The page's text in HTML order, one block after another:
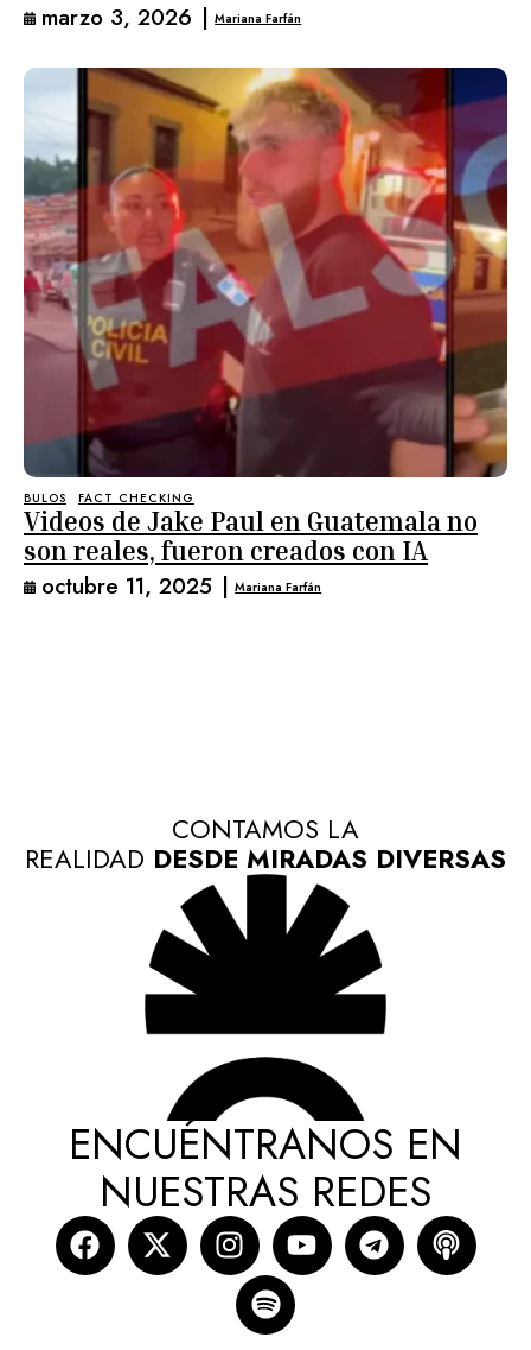
marzo 3, 2026 | Mariana Farfán
BULOS FACT CHECKING
Videos de Jake Paul en Guatemala no
son reales, fueron creados con IA
octubre 11, 2025 | Mariana Farfán
CONTAMOS LA
REALIDAD DESDE MIRADAS DIVERSAS
ENCUÉNTRANOS EN
NUESTRAS REDES